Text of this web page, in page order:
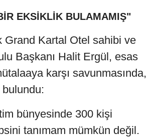
EKSİKLİK BULAMAMIŞ"
Grand Kartal Otel sahibi ve
Başkanı Halit Ergül, esas
karşı savunmasında,
bünyesinde 300 kişi
tanımam mümkün değil.